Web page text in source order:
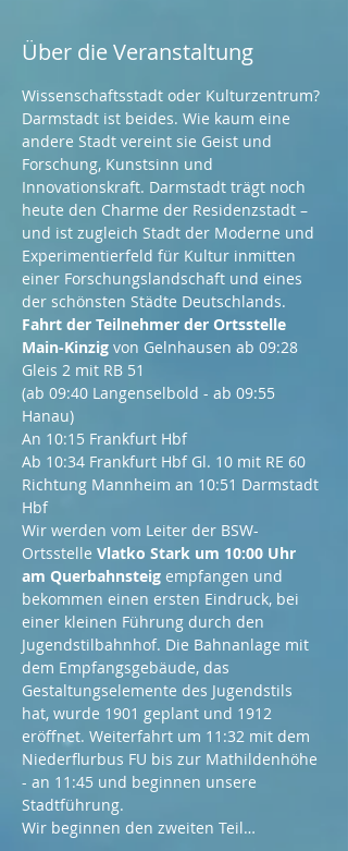
Über die Veranstaltung
Wissenschaftsstadt oder Kulturzentrum?
Darmstadt ist beides. Wie kaum eine
andere Stadt vereint sie Geist und
Forschung, Kunstsinn und
Innovationskraft. Darmstadt trägt noch
heute den Charme der Residenzstadt –
und ist zugleich Stadt der Moderne und
Experimentierfeld für Kultur inmitten
einer Forschungslandschaft und eines
der schönsten Städte Deutschlands.
Fahrt der Teilnehmer der Ortsstelle
Main-Kinzig von Gelnhausen ab 09:28
Gleis 2 mit RB 51
(ab 09:40 Langenselbold - ab 09:55
Hanau)
An 10:15 Frankfurt Hbf
Ab 10:34 Frankfurt Hbf Gl. 10 mit RE 60
Richtung Mannheim an 10:51 Darmstadt
Hbf
Wir werden vom Leiter der BSW-
Ortsstelle Vlatko Stark um 10:00 Uhr
am Querbahnsteig empfangen und
bekommen einen ersten Eindruck, bei
einer kleinen Führung durch den
Jugendstilbahnhof. Die Bahnanlage mit
dem Empfangsgebäude, das
Gestaltungselemente des Jugendstils
hat, wurde 1901 geplant und 1912
eröffnet. Weiterfahrt um 11:32 mit dem
Niederflurbus FU bis zur Mathildenhöhe
- an 11:45 und beginnen unsere
Stadtführung.
Wir beginnen den zweiten Teil…